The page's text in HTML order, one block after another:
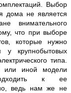
Выбор
дома не является
внимательного
что при выборе
которые нужно
у крупнобытовых
типа.
или иной модели
подходить к ее
ведь нам же не